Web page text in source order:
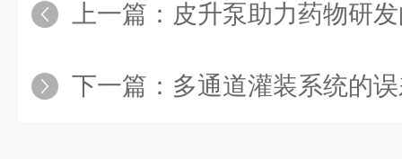
上一篇： 皮升泵助力药物研
下一篇： 多通道灌装系统的误